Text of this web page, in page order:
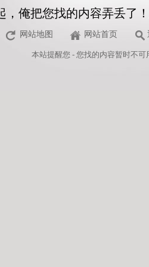
，俺把您找的内容弄丢了
网站地图 网站首页
本站提醒您 - 您找的内容暂时不可